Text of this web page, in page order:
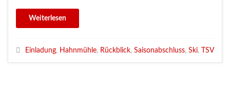
Einladung, Hahnmühle, Rückblick, Saisonabschluss, Ski, TSV